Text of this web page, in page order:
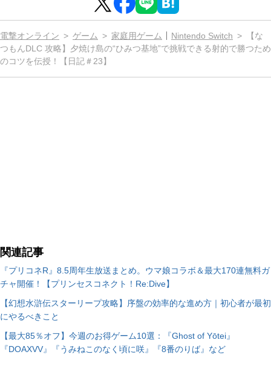
電撃オンライン ゲーム 家庭用ゲーム Nintendo Switch
【な
つもんDLC 攻略】夕焼け島の“ひみつ基地”で挑戦できる射的で勝つため
のコツを伝授！【日記＃23】
関連記事
『プリコネR』8.5周年生放送まとめ。ウマ娘コラボ＆最大170連無料ガ
チャ開催！【プリンセスコネクト！Re:Dive】
【幻想水滸伝スターリープ攻略】序盤の効率的な進め方｜初心者が最初
にやるべきこと
【最大85％オフ】今週のお得ゲーム10選：『Ghost of Yōtei』
『DOAXVV』『うみねこのなく頃に咲』『8番のりば』など